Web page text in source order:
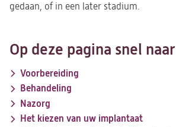
gedaan, of in een later stadium.
Op deze pagina snel naar
Voorbereiding
Behandeling
Nazorg
Het kiezen van uw implantaat